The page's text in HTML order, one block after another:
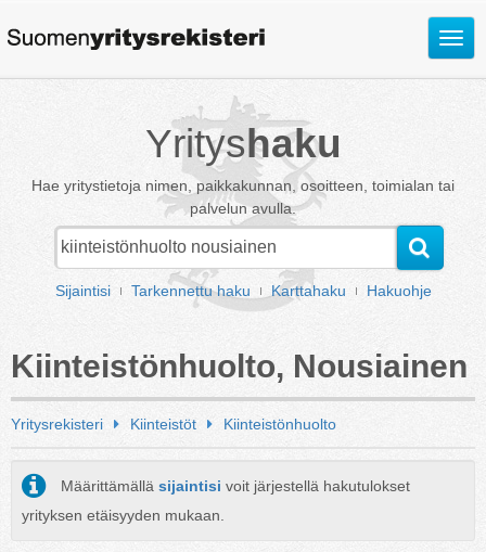
Avaa
Yrityshaku
Hae yritystietoja nimen, paikkakunnan, osoitteen, toimialan tai
palvelun avulla.
Sijaintisi Tarkennettu haku Karttahaku Hakuohje
Kiinteistönhuolto, Nousiainen
Yritysrekisteri Kiinteistöt Kiinteistönhuolto
Määrittämällä sijaintisi voit järjestellä hakutulokset
yrityksen etäisyyden mukaan.